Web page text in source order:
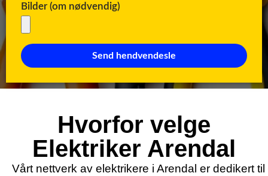
Bilder (om nødvendig)
Send hendvendesle
Hvorfor velge
Elektriker Arendal
Vårt nettverk av elektrikere i Arendal er dedikert til